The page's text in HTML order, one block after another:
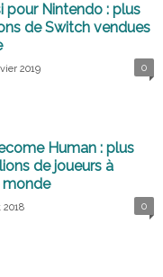
pour Nintendo : plus
de Switch vendues
2019 0
Human : plus
de joueurs à
monde
2018 0